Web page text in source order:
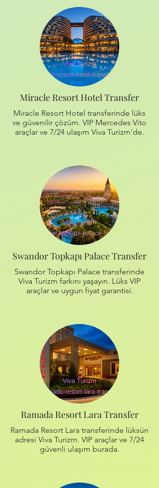
Miracle Resort Hotel Transfer
Miracle Resort Hotel transferinde lüks
ve güvenilir çözüm. VIP Mercedes Vito
araçlar ve 7/24 ulaşım Viva Turizm'de.
Swandor Topkapı Palace Transfer
Swandor Topkapı Palace transferinde
Viva Turizm farkını yaşayın. Lüks VIP
araçlar ve uygun fiyat garantisi.
Ramada Resort Lara Transfer
Ramada Resort Lara transferinde lüksün
adresi Viva Turizm. VIP araçlar ve 7/24
güvenli ulaşım burada.